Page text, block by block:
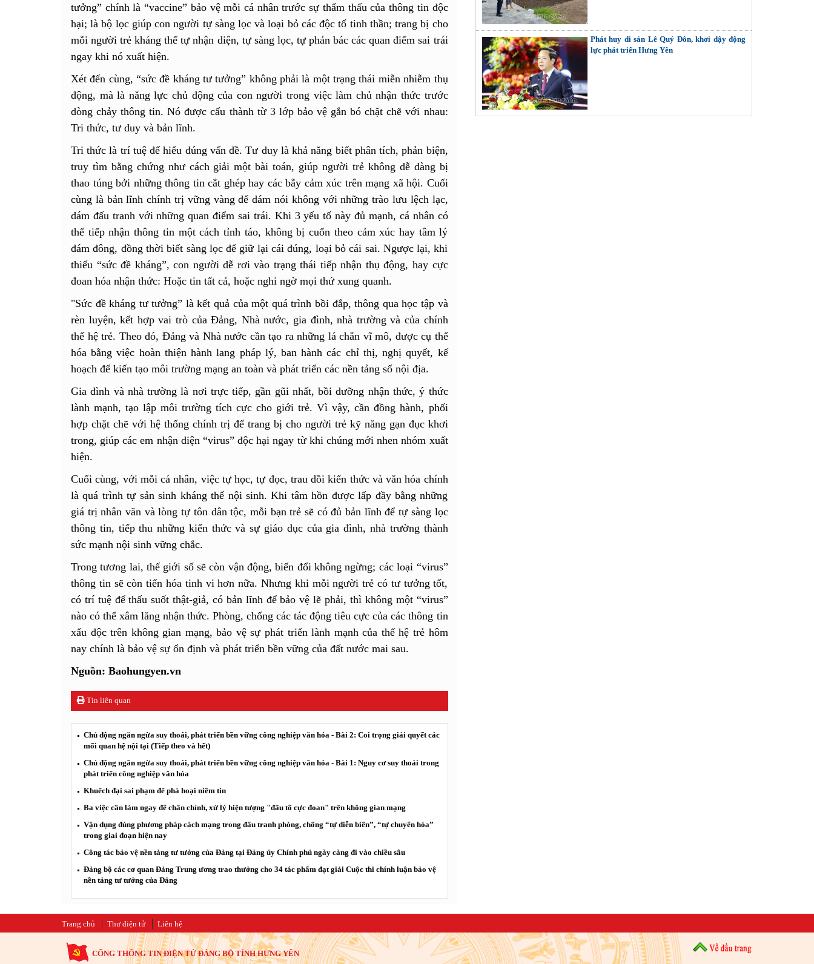
tưởng” chính là “vaccine” bảo vệ mỗi cá nhân trước sự thẩm thấu của thông tin độc
hại; là bộ lọc giúp con người tự sàng lọc và loại bỏ các độc tố tinh thần; trang bị cho
mỗi người trẻ kháng thể tự nhận diện, tự sàng lọc, tự phản bác các quan điểm sai trái
ngay khi nó xuất hiện.
Xét đến cùng, “sức đề kháng tư tưởng” không phải là một trạng thái miễn nhiễm thụ
động, mà là năng lực chủ động của con người trong việc làm chủ nhận thức trước
dòng chảy thông tin. Nó được cấu thành từ 3 lớp bảo vệ gắn bó chặt chẽ với nhau:
Tri thức, tư duy và bản lĩnh.
Tri thức là trí tuệ để hiểu đúng vấn đề. Tư duy là khả năng biết phân tích, phản biện,
truy tìm bằng chứng như cách giải một bài toán, giúp người trẻ không dễ dàng bị
thao túng bởi những thông tin cắt ghép hay các bẫy cảm xúc trên mạng xã hội. Cuối
cùng là bản lĩnh chính trị vững vàng để dám nói không với những trào lưu lệch lạc,
dám đấu tranh với những quan điểm sai trái. Khi 3 yếu tố này đủ mạnh, cá nhân có
thể tiếp nhận thông tin một cách tỉnh táo, không bị cuốn theo cảm xúc hay tâm lý
đám đông, đồng thời biết sàng lọc để giữ lại cái đúng, loại bỏ cái sai. Ngược lại, khi
thiếu “sức đề kháng”, con người dễ rơi vào trạng thái tiếp nhận thụ động, hay cực
đoan hóa nhận thức: Hoặc tin tất cả, hoặc nghi ngờ mọi thứ xung quanh.
"Sức đề kháng tư tưởng” là kết quả của một quá trình bồi đắp, thông qua học tập và
rèn luyện, kết hợp vai trò của Đảng, Nhà nước, gia đình, nhà trường và của chính
thế hệ trẻ. Theo đó, Đảng và Nhà nước cần tạo ra những lá chắn vĩ mô, được cụ thể
hóa bằng việc hoàn thiện hành lang pháp lý, ban hành các chỉ thị, nghị quyết, kế
hoạch để kiến tạo môi trường mạng an toàn và phát triển các nền tảng số nội địa.
Gia đình và nhà trường là nơi trực tiếp, gần gũi nhất, bồi dưỡng nhận thức, ý thức
lành mạnh, tạo lập môi trường tích cực cho giới trẻ. Vì vậy, cần đồng hành, phối
hợp chặt chẽ với hệ thống chính trị để trang bị cho người trẻ kỹ năng gạn đục khơi
trong, giúp các em nhận diện “virus” độc hại ngay từ khi chúng mới nhen nhóm xuất
hiện.
Cuối cùng, với mỗi cá nhân, việc tự học, tự đọc, trau dồi kiến thức và văn hóa chính
là quá trình tự sản sinh kháng thể nội sinh. Khi tâm hồn được lấp đầy bằng những
giá trị nhân văn và lòng tự tôn dân tộc, mỗi bạn trẻ sẽ có đủ bản lĩnh để tự sàng lọc
thông tin, tiếp thu những kiến thức và sự giáo dục của gia đình, nhà trường thành
sức mạnh nội sinh vững chắc.
Trong tương lai, thế giới số sẽ còn vận động, biến đổi không ngừng; các loại “virus”
thông tin sẽ còn tiến hóa tinh vi hơn nữa. Nhưng khi mỗi người trẻ có tư tưởng tốt,
có trí tuệ để thấu suốt thật-giả, có bản lĩnh để bảo vệ lẽ phải, thì không một “virus”
nào có thể xâm lăng nhận thức. Phòng, chống các tác động tiêu cực của các thông tin
xấu độc trên không gian mạng, bảo vệ sự phát triển lành mạnh của thế hệ trẻ hôm
nay chính là bảo vệ sự ổn định và phát triển bền vững của đất nước mai sau.
Nguồn: Baohungyen.vn
Tin liên quan
Chủ động ngăn ngừa suy thoái, phát triển bền vững công nghiệp văn hóa - Bài 2: Coi trọng giải quyết các
mối quan hệ nội tại (Tiếp theo và hết)
Chủ động ngăn ngừa suy thoái, phát triển bền vững công nghiệp văn hóa - Bài 1: Nguy cơ suy thoái trong
phát triển công nghiệp văn hóa
Khuếch đại sai phạm để phá hoại niềm tin
Ba việc cần làm ngay để chấn chỉnh, xử lý hiện tượng "đấu tố cực đoan" trên không gian mạng
Vận dụng đúng phương pháp cách mạng trong đấu tranh phòng, chống “tự diễn biến”, “tự chuyển hóa”
trong giai đoạn hiện nay
Công tác bảo vệ nền tảng tư tưởng của Đảng tại Đảng ủy Chính phủ ngày càng đi vào chiều sâu
Đảng bộ các cơ quan Đảng Trung ương trao thưởng cho 34 tác phẩm đạt giải Cuộc thi chính luận bảo vệ
nền tảng tư tưởng của Đảng
Phát huy di sản Lê Quý Đôn, khơi dậy động
lực phát triển Hưng Yên
Trang chủ Thư điện tử Liên hệ
CỔNG THÔNG TIN ĐIỆN TỬ ĐẢNG BỘ TỈNH HƯNG YÊN